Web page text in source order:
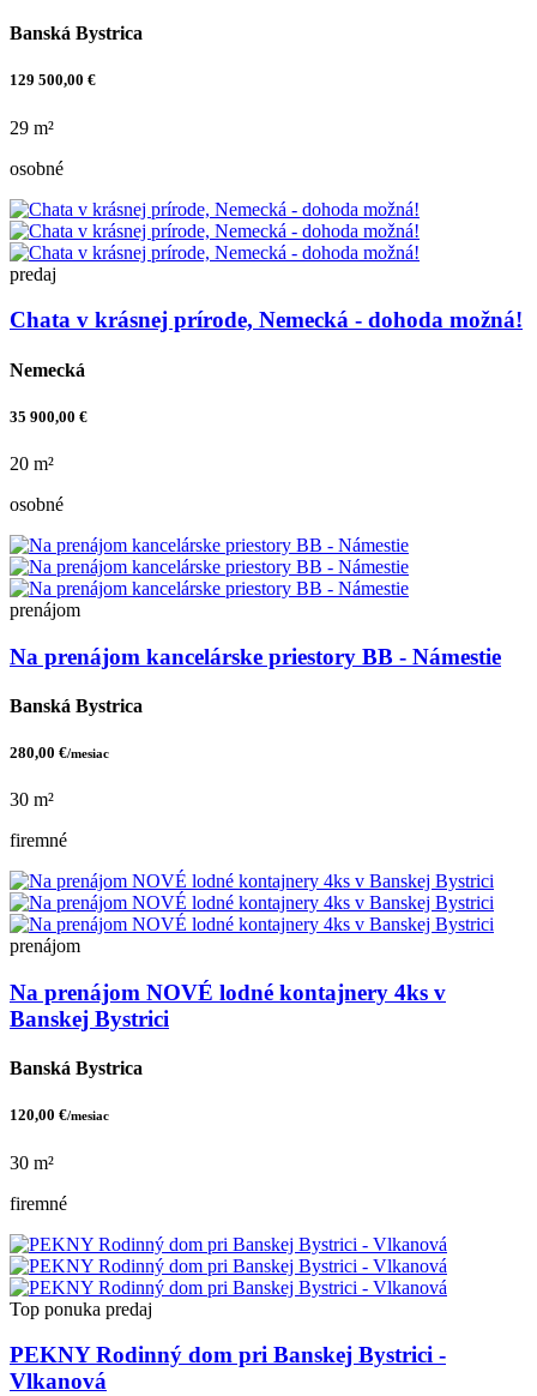
Banská Bystrica
129 500,00 €
29 m²
osobné
predaj
Chata v krásnej prírode, Nemecká - dohoda možná!
Nemecká
35 900,00 €
20 m²
osobné
prenájom
Na prenájom kancelárske priestory BB - Námestie
Banská Bystrica
280,00 €/mesiac
30 m²
firemné
prenájom
Na prenájom NOVÉ lodné kontajnery 4ks v
Banskej Bystrici
Banská Bystrica
120,00 €/mesiac
30 m²
firemné
Top ponuka predaj
PEKNY Rodinný dom pri Banskej Bystrici -
Vlkanová